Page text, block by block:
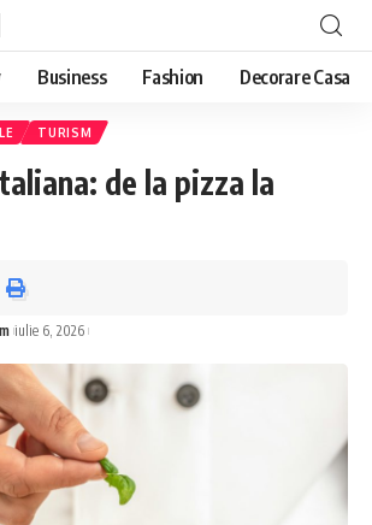
Business Fashion Decorare Casa
TURISM
de la pizza la
iulie 6, 2026